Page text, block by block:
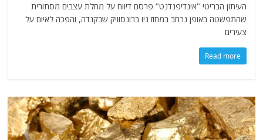
העיתון הבריטי "אינדיפנדנט" פרסם דיווח על מחלת עצבים מסתורית
שהתפשטה באופן נרחב במחוז ניו ברונסוויק שבקנדה, והפכה לאיום על
צעירים
Read more